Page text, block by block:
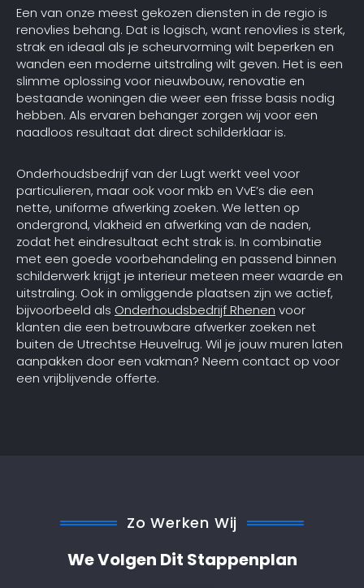
Een van onze meest gekozen diensten in de regio is
renovlies behang. Dat is logisch, want renovlies is sterk,
strak en ideaal als je scheurvorming wilt beperken en
wanden een moderne uitstraling wilt geven. Het is een
slimme oplossing voor nieuwbouw, renovatie en
bestaande woningen die weer een frisse basis nodig
hebben. Als ervaren behanger zorgen wij voor een
naadloos resultaat dat direct schilderklaar is.
Onderhoudsbedrijf van der Lugt werkt veel voor
particulieren, maar ook voor mkb en VvE’s die een
nette, uniforme afwerking zoeken. We letten op
ondergrond, vlakheid en afwerking van de naden,
zodat het eindresultaat echt strak is. In combinatie
met een goede voorbehandeling en passend binnen
schilderwerk krijgt je interieur meteen meer waarde en
uitstraling. Ook in omliggende plaatsen zijn we actief,
bijvoorbeeld als Onderhoudsbedrijf Rhenen voor
klanten die een betrouwbare afwerker zoeken net
buiten de Utrechtse Heuvelrug. Wil je jouw muren laten
aanpakken door een vakman? Neem contact op voor
een vrijblijvende offerte.
Zo Werken Wij
We Volgen Dit Stappenplan